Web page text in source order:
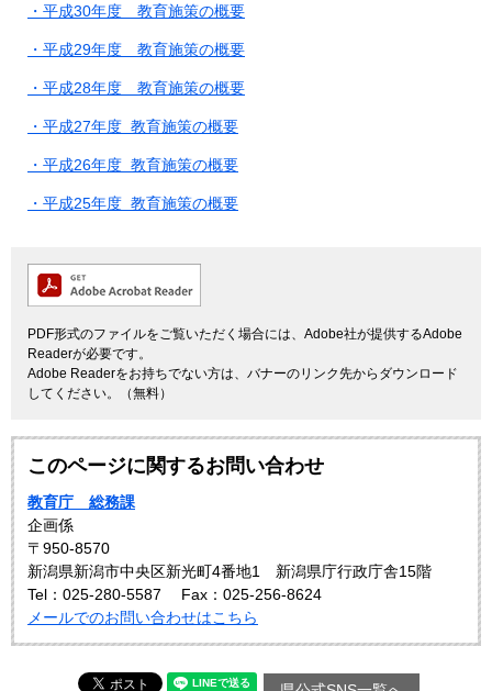
・平成30年度 教育施策の概要
・平成29年度 教育施策の概要
・平成28年度 教育施策の概要
・平成27年度 教育施策の概要
・平成26年度 教育施策の概要
・平成25年度 教育施策の概要
PDF形式のファイルをご覧いただく場合には、Adobe社が提供するAdobe
Readerが必要です。
Adobe Readerをお持ちでない方は、バナーのリンク先からダウンロード
してください。（無料）
このページに関するお問い合わせ
教育庁 総務課
企画係
〒950-8570
新潟県新潟市中央区新光町4番地1 新潟県庁行政庁舎15階
Tel：025-280-5587
Fax：025-256-8624
メールでのお問い合わせはこちら